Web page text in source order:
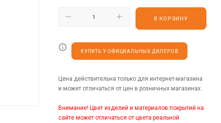
В КОРЗИНУ
КУПИТЬ У ОФИЦИАЛЬНЫХ ДИЛЕРОВ
Цена действительна только для интернет-магазина
и может отличаться от цен в розничных магазинах.
Внимание! Цвет изделий и материалов покрытий на
сайте может отличаться от цвета реальной